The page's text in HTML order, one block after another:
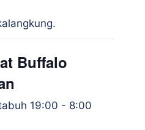
Buffalo
19:00 - 8:00